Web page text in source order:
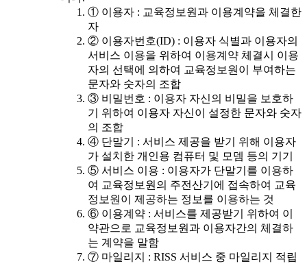
① 이용자 : 교육정보원과 이용계약을 체결한
자
② 이용자번호(ID) : 이용자 식별과 이용자의
서비스 이용을 위하여 이용계약 체결시 이용
자의 선택에 의하여 교육정보원이 부여하는
문자와 숫자의 조합
③ 비밀번호 : 이용자 자신의 비밀을 보호하
기 위하여 이용자 자신이 설정한 문자와 숫자
의 조합
④ 단말기 : 서비스 제공을 받기 위해 이용자
가 설치한 개인용 컴퓨터 및 모뎀 등의 기기
⑤ 서비스 이용 : 이용자가 단말기를 이용하
여 교육정보원의 주전산기에 접속하여 교육
정보원이 제공하는 정보를 이용하는 것
⑥ 이용계약 : 서비스를 제공받기 위하여 이
약관으로 교육정보원과 이용자간의 체결하
는 계약을 말함
⑦ 마일리지 : RISS 서비스 중 마일리지 적립